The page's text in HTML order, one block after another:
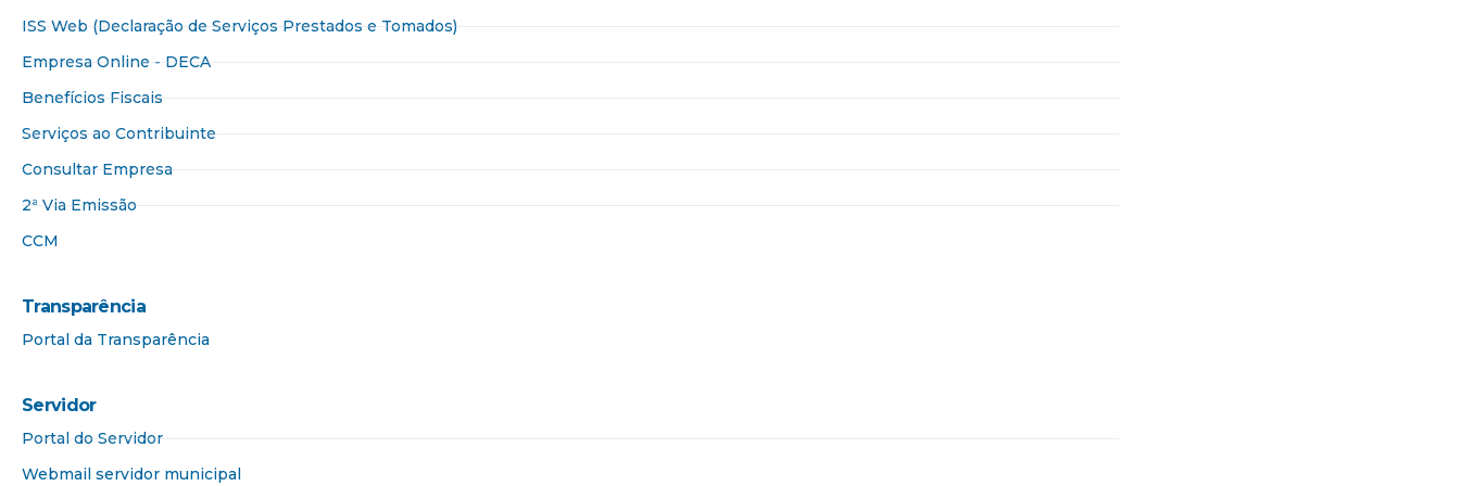
ISS Web (Declaração de Serviços Prestados e Tomados)
Empresa Online - DECA
Benefícios Fiscais
Serviços ao Contribuinte
Consultar Empresa
2ª Via Emissão
CCM
Transparência
Portal da Transparência​
Servidor
Portal do Servidor
Webmail servidor municipal​